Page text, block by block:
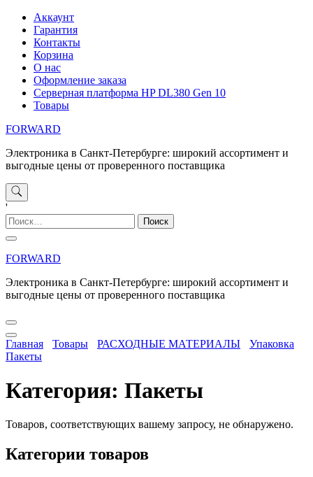
Перейти
содержимому
Аккаунт
Гарантия
Контакты
Корзина
О нас
Оформление заказа
Серверная платформа HP DL380 Gen 10
Товары
FORWARD
Электроника в Санкт-Петербурге: широкий ассортимент и
выгодные цены от проверенного поставщика
'
Найти:
FORWARD
Электроника в Санкт-Петербурге: широкий ассортимент и
выгодные цены от проверенного поставщика
Главная Товары РАСХОДНЫЕ МАТЕРИАЛЫ
Упаковка
Пакеты
Категория: Пакеты
Товаров, соответствующих вашему запросу, не обнаружено.
Категории товаров